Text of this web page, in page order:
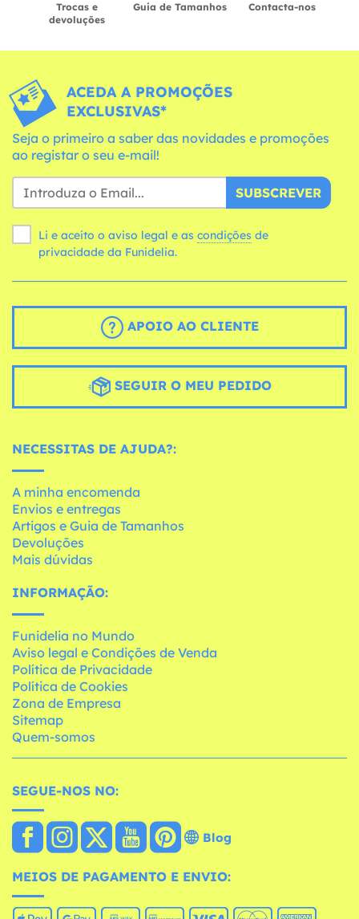
Trocas e
devoluções
Guia de Tamanhos Contacta-nos
ACEDA A PROMOÇÕES
EXCLUSIVAS*
Seja o primeiro a saber das novidades e promoções
ao registar o seu e-mail!
SUBSCREVER
Li e aceito o aviso legal e as condições
privacidade da Funidelia.
APOIO AO CLIENTE
SEGUIR O MEU PEDIDO
NECESSITAS DE AJUDA?:
A minha encomenda
Envios e entregas
Artigos e Guia de Tamanhos
Devoluções
Mais dúvidas
INFORMAÇÃO:
Funidelia no Mundo
Aviso legal e Condições de Venda
Política de Privacidade
Política de Cookies
Zona de Empresa
Sitemap
Quem-somos
SEGUE-NOS NO:
Blog
MEIOS DE PAGAMENTO E ENVIO: